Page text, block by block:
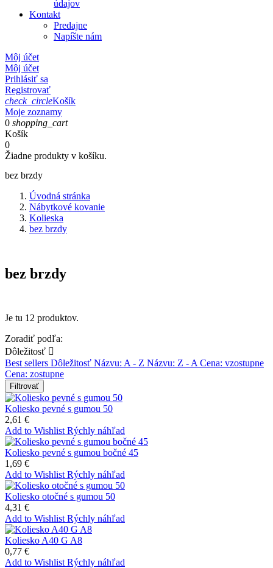
údajov
Kontakt
Predajne
Napíšte nám
Môj účet
Môj účet
Prihlásiť sa
Registrovať
check_circleKošík
Moje zoznamy
0 shopping_cart
Košík
0
Žiadne produkty v košíku.
bez brzdy
Úvodná stránka
Nábytkové kovanie
Kolieska
bez brzdy
bez brzdy
Je tu 12 produktov.
Zoradiť podľa:
Dôležitosť 
Best sellers Dôležitosť Názvu: A - Z Názvu: Z - A Cena: vzostupne
Cena: zostupne
Filtrovať
Koliesko pevné s gumou 50
2,61 €
Add to Wishlist Rýchly náhľad
Koliesko pevné s gumou bočné 45
1,69 €
Add to Wishlist Rýchly náhľad
Koliesko otočné s gumou 50
4,31 €
Add to Wishlist Rýchly náhľad
Koliesko A40 G A8
0,77 €
Add to Wishlist Rýchly náhľad